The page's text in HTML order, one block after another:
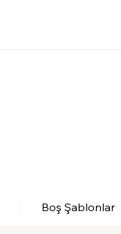
Boş Şablonlar